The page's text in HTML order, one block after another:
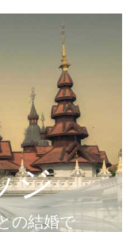
の結婚で
ジ